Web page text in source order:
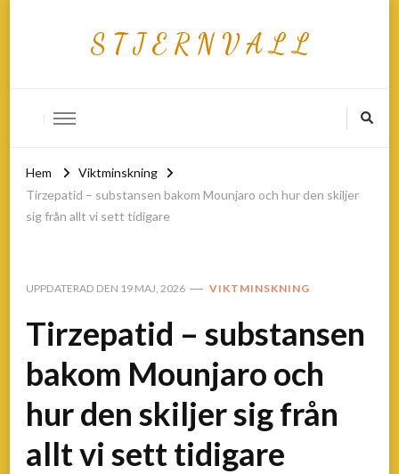
S T J E R N V A L L
Hem
Viktminskning
Tirzepatid – substansen bakom Mounjaro och hur den skiljer
sig från allt vi sett tidigare
UPPDATERAD DEN 19 MAJ, 2026 VIKTMINSKNING
Tirzepatid – substansen
bakom Mounjaro och
hur den skiljer sig från
allt vi sett tidigare